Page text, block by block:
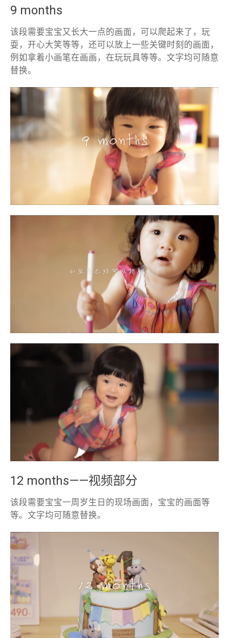
9 months
该段需要宝宝又长大一点的画面，可以爬起来了，玩
耍，开心大笑等等，还可以放上一些关键时刻的画面，
例如拿着小画笔在画画，在玩玩具等等。文字均可随意
替换。
12 months——视频部分
该段需要宝宝一周岁生日的现场画面，宝宝的画面等
等。文字均可随意替换。